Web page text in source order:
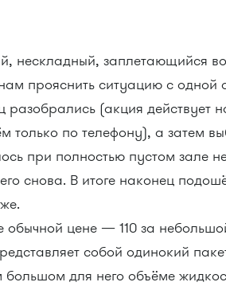
нескладный, заплетающийся
прояснить ситуацию с одной
разобрались (акция действует
только по телефону), а затем
при полностью пустом зале
снова. В итоге наконец
обычной цене — 110 за
собой одинокий
для него объёме